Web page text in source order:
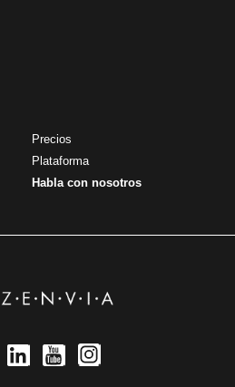
Precios
Plataforma
Habla con nosotros